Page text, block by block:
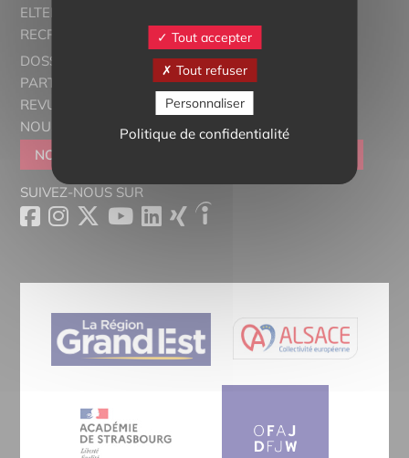
ELTERN ALSACE - EUROSTAGES
RECRUTORRS
DOSSIERS THÉMATIQUES
PARTENAIRES
REVUE DE PRESSE
NOUS CONTACTER
NOUS REJOINDRE
SUIVEZ-NOUS SUR
Tout accepter
Tout refuser
Personnaliser
Politique de confidentialité